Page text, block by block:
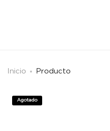
Inicio Producto
Agotado